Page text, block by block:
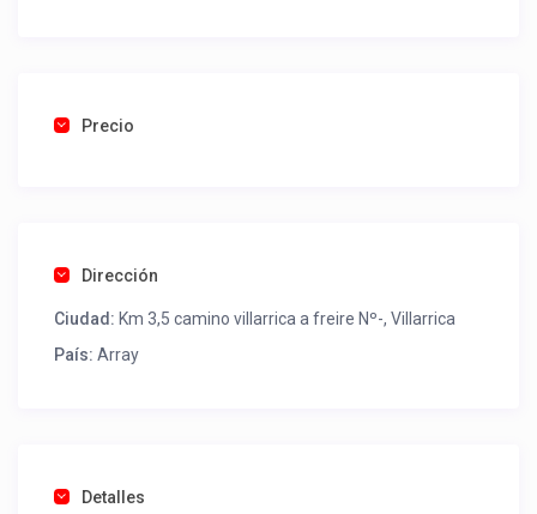
Una foto de cuenta de luz o agua o gas que acredite
como un profesional sin COMISIONES ni ESTAFAS.
Tel contacto propiedad:(56) 986840149
Precio
Dirección
Ciudad: Km 3,5 camino villarrica a freire Nº-, Villarrica
País: Array
Detalles